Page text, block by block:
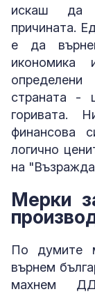
искаш да
причината.
е да
страната -
горивата.
финансова
логично
на
Мерки
По думите
върнем
махнем